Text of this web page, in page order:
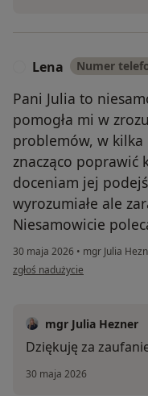
Lena Numer
Pani Julia to
pomogła mi w
problemów, w kilka
znacząco poprawić
doceniam jej
wyrozumiałe ale
Niesamowicie
30 maja 2026 • mgr Julia
w opinii użytkownika Lena
zgłoś nadużycie
mgr Julia Hezner
Dziękuję za
30 maja 2026